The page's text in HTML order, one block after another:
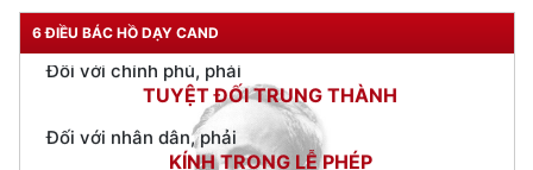
6 ĐIỀU BÁC HỒ DẠY CAND
TUYỆT ĐỐI TRUNG THÀNH
Đối với nhân dân, phải
KÍNH TRỌNG LỄ PHÉP
Đối với công việc, phải
TẬN TỤY